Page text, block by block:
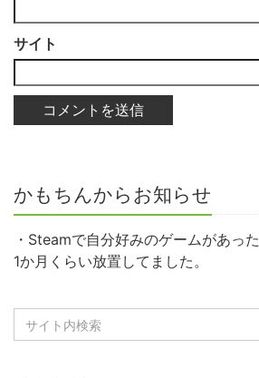
サイト
かもちんからお知らせ
・Steamで自分好みのゲームがあっ
1か月くらい放置してました。